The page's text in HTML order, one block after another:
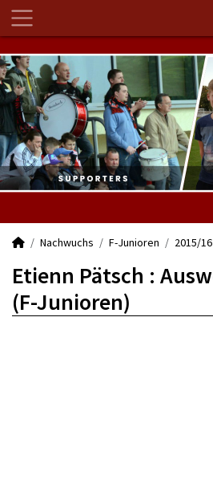
Nachwuchs F-Junioren 2015/16
Etienn Pätsch :
(F-Junioren)